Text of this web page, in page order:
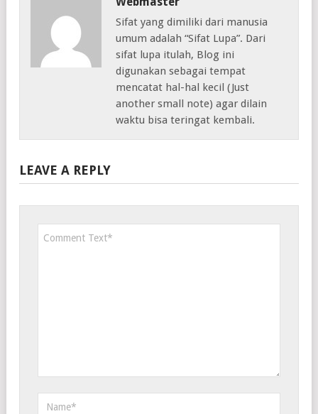
Sifat yang dimiliki dari manusia
umum adalah “Sifat Lupa”. Dari
sifat lupa itulah, Blog ini
digunakan sebagai tempat
mencatat hal-hal kecil (Just
another small note) agar dilain
waktu bisa teringat kembali.
LEAVE A REPLY